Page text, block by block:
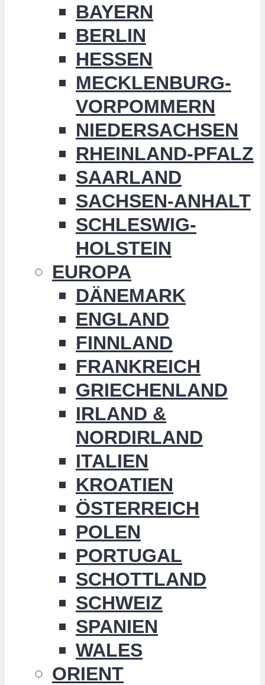
BAYERN
BERLIN
HESSEN
MECKLENBURG-
VORPOMMERN
NIEDERSACHSEN
RHEINLAND-PFALZ
SAARLAND
SACHSEN-ANHALT
SCHLESWIG-
HOLSTEIN
EUROPA
DÄNEMARK
ENGLAND
FINNLAND
FRANKREICH
GRIECHENLAND
IRLAND &
NORDIRLAND
ITALIEN
KROATIEN
ÖSTERREICH
POLEN
PORTUGAL
SCHOTTLAND
SCHWEIZ
SPANIEN
WALES
ORIENT